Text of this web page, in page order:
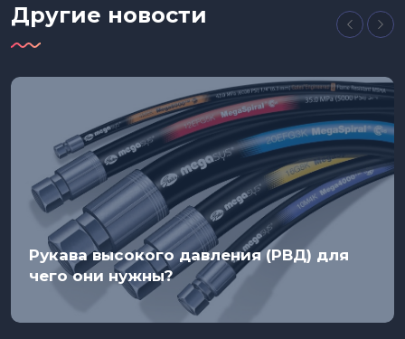
Другие новости
Рукава высокого давления (РВД) для
чего они нужны?